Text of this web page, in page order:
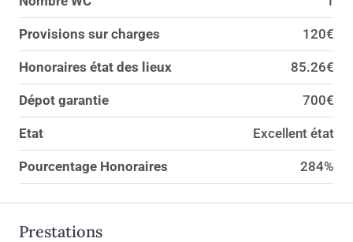
Provisions sur charges 120€
Honoraires état des lieux 85.26€
Dépot garantie 700€
Etat Excellent état
Pourcentage Honoraires 284%
Prestations